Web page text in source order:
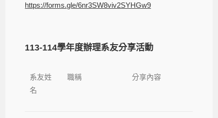
https://forms.gle/6nr3SW8viv2SYHGw9
113-114學年度辦理系友分享活動
系友姓
名
職稱 分享內容